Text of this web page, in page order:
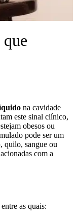
na cavidade
este sinal clínico,
obesos ou
pode ser um
quilo, sangue ou
com a
as quais: